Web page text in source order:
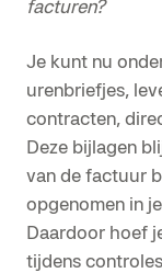
facturen?
Je kunt nu
urenbriefjes,
contracten,
Deze bijlagen
van de factuur
opgenomen in
Daardoor hoef
tijdens